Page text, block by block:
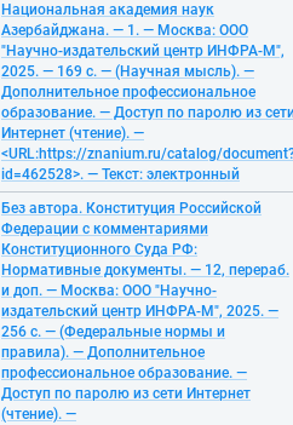
Национальная академия наук
Азербайджана. — 1. — Москва: ООО
"Научно-издательский центр ИНФРА-М",
2025. — 169 с. — (Научная мысль). —
Дополнительное профессиональное
образование. — Доступ по паролю из
Интернет (чтение). —
<URL:https://znanium.ru/catalog/
id=462528>. — Текст: электронный
Без автора. Конституция Российской
Федерации с комментариями
Конституционного Суда РФ:
Нормативные документы. — 12, перераб.
и доп. — Москва: ООО "Научно-
издательский центр ИНФРА-М", 2025. —
256 с. — (Федеральные нормы и
правила). — Дополнительное
профессиональное образование. —
Доступ по паролю из сети Интернет
(чтение). —